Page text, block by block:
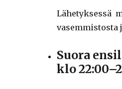
Lähetyksessä
vasemmistosta
Suora
klo